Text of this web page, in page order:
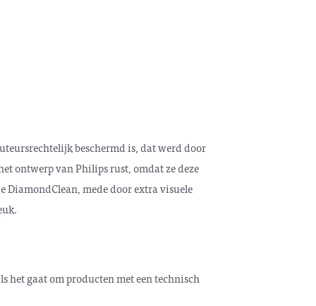
beschermd is, dat werd door
ontwerp van Philips rust, omdat ze deze
mede door extra visuele
het gaat om producten met een technisch